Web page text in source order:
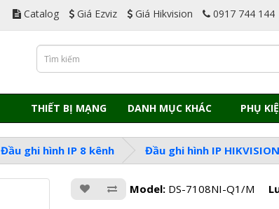
Catalog Giá Ezviz Giá Hikvision 0917 744 144
THIẾT BỊ MẠNG DANH MỤC KHÁC PHỤ
Đầu ghi hình IP 8 kênh Đầu ghi hình IP
Model: DS-7108NI-Q1/M